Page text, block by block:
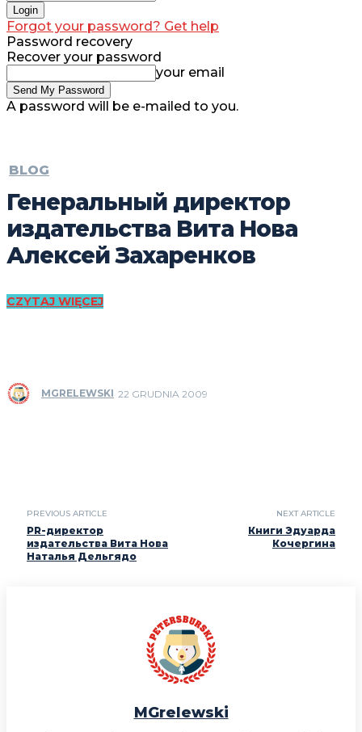
Forgot your password? Get help
Password recovery
Recover your password
your email
A password will be e-mailed to you.
BLOG
Генеральный директор
издательства Вита Нова
Алексей Захаренков
CZYTAJ WIĘCEJ
MGRELEWSKI 22 GRUDNIA 2009
PREVIOUS ARTICLE
PR-директор
издательства Вита Нова
Наталья Дельгядо
NEXT ARTICLE
Книги Эдуарда
Кочергина
MGrelewski